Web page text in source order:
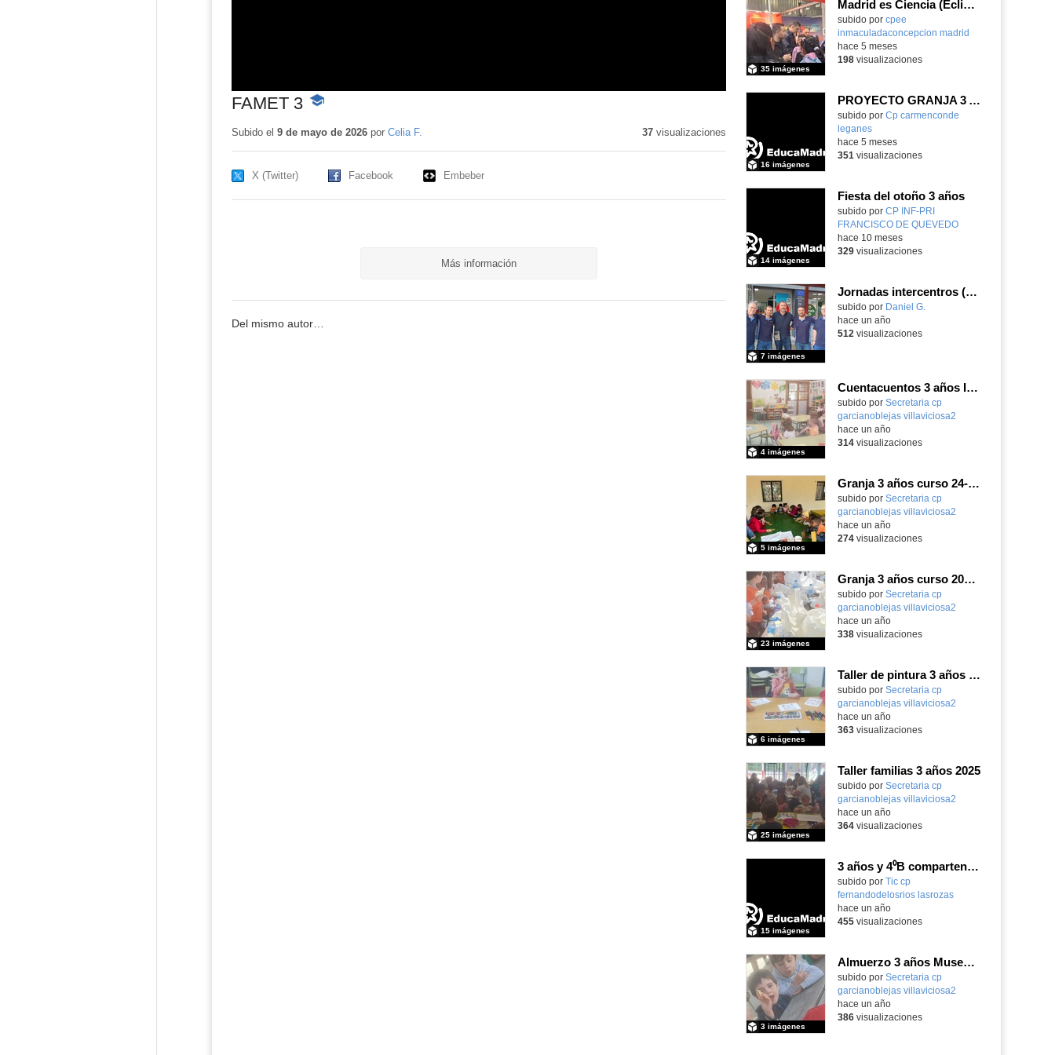
FAMET 3 -
educativo
Subido el 9 de mayo de 2026por Celia F. 37visualizaciones
X (Twitter) Facebook Embeber
Más información
Del mismo autor…
Madrid es Ciencia (Eclipse) - Parte 3
subido por cpee
inmaculadaconcepcion madrid
35 imágenes
hace 5 meses
198visualizaciones
PROYECTO GRANJA 3 AÑOS
Contenido educativo.
subido por Cp carmenconde
leganes
16 imágenes
-
hace 5 meses
351 visualizaciones
Fiesta del otoño 3 años
subido por CP INF-PRI
FRANCISCO DE QUEVEDO
14 imágenes
-
hace 10 meses
329visualizaciones
Jornadas intercentros (proyecto de innovación fabricación aditiva)
subido por Daniel G.
7 imágenes
hace un año
512 visualizaciones
Cuentacuentos 3 años Iraida Azuara "Mi muro"
Contenido educativo.
subido por Secretaria cp
garcianoblejas villaviciosa2
4 imágenes
hace un año
314visualizaciones
Granja 3 años curso 24-25 2° Álbum
Contenido educativo.
subido por Secretaria cp
garcianoblejas villaviciosa2
5 imágenes
hace un año
274visualizaciones
Granja 3 años curso 2024-25
Contenido educativo.
subido por Secretaria cp
garcianoblejas villaviciosa2
23 imágenes
hace un año
338visualizaciones
Taller de pintura 3 años Dibujos de Países
Contenido educativo.
subido por Secretaria cp
garcianoblejas villaviciosa2
6 imágenes
hace un año
363visualizaciones
Taller familias 3 años 2025
Contenido educativo.
subido por Secretaria cp
garcianoblejas villaviciosa2
25 imágenes
hace un año
364visualizaciones
3 años y 4⁰B comparten una tarde de lectura_CEIP Fdlr_Las Rozas
Contenido educativo.
subido por Tic cp
fernandodelosrios lasrozas
15 imágenes
-
hace un año
455visualizaciones
Almuerzo 3 años Museo del Aire curso 2024+25
subido por Secretaria cp
garcianoblejas villaviciosa2
3 imágenes
hace un año
386visualizaciones